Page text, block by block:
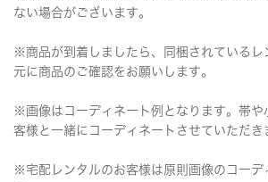
ない場合がございます。
※商品が到着しましたら、同梱されているレ
元に商品のご確認をお願いします。
※画像はコーディネート例となります。帯や
客様と一緒にコーディネートさせていただき
※宅配レンタルのお客様は原則画像のコーデ